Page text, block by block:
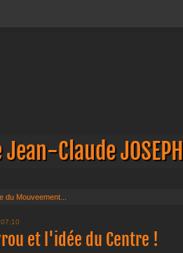
Jean-Claude JOSEPH
Mouveement...
et l'idée du Centre !